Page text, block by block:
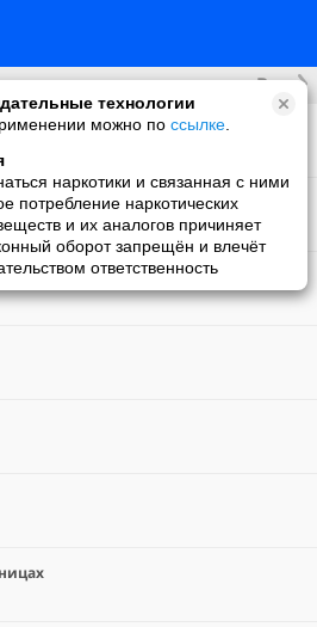
технологии
можно по ссылке
наркотики и связанная с ними
потребление наркотических
и их аналогов причиняет
оборот запрещён и влечёт
ответственность
Все